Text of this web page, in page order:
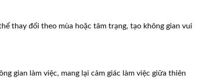
thay đổi theo mùa hoặc tâm trạng, tạo không gian vui
gian làm việc, mang lại cảm giác làm việc giữa thiên